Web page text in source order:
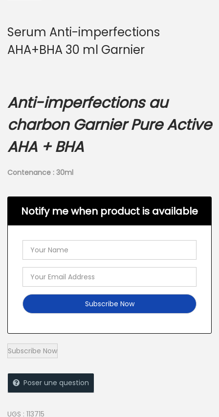
Serum Anti-imperfections
AHA+BHA 30 ml Garnier
Anti-imperfections au
charbon Garnier Pure Active
AHA + BHA
Contenance : 30ml
Notify me when product is available
Poser une question
UGS : 113715